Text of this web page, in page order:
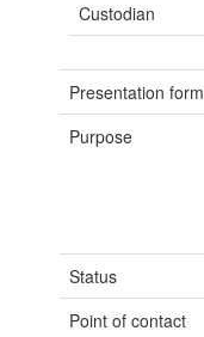
Custodian
Presentation form
Purpose
Status
Point of contact